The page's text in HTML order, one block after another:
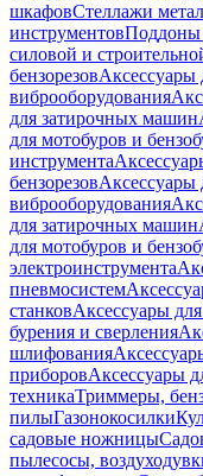
шкафовСтеллажи
инструментовПоддоны
силовой и
бензорезовАксессуары
виброоборудования
для затирочных машин
для мотобуров и
инструмента
бензорезовАксессуары
виброоборудования
для затирочных машин
для мотобуров и
электроинструмента
пневмосистем
станковАксессуары
бурения и сверления
шлифования
приборовАксессуары
техникаТриммеры,
пилыГазонокосилки
садовые ножницы
пылесосы,